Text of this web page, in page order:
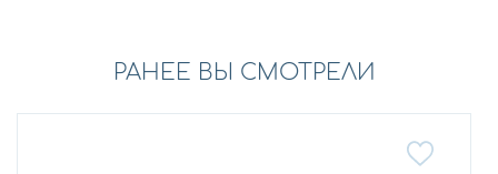
РАНЕЕ ВЫ СМОТРЕЛИ